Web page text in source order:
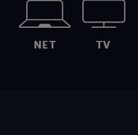
NET TV